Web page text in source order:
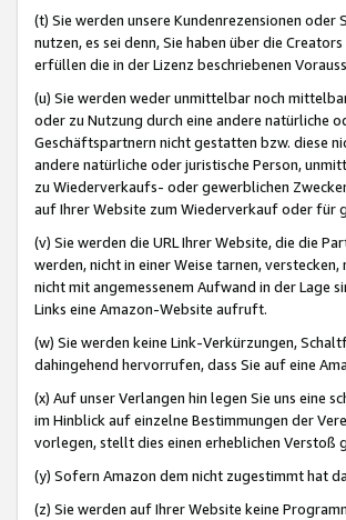
(t) Sie werden unsere Kundenrezensionen
nutzen, es sei denn, Sie haben über die
erfüllen die in der Lizenz beschriebenen
(u) Sie werden weder unmittelbar noch
oder zu Nutzung durch eine andere natürliche
Geschäftspartnern nicht gestatten bzw. diese
andere natürliche oder juristische Person,
zu Wiederverkaufs- oder gewerblichen
auf Ihrer Website zum Wiederverkauf oder für
(v) Sie werden die URL Ihrer Website, die die
werden, nicht in einer Weise tarnen,
nicht mit angemessenem Aufwand in der Lage
Links eine Amazon-Website aufruft.
(w) Sie werden keine Link-Verkürzungen,
dahingehend hervorrufen, dass Sie auf eine
(x) Auf unser Verlangen hin legen Sie uns eine
im Hinblick auf einzelne Bestimmungen der
vorlegen, stellt dies einen erheblichen Verstoß
(y) Sofern Amazon dem nicht zugestimmt hat
(z) Sie werden auf Ihrer Website keine